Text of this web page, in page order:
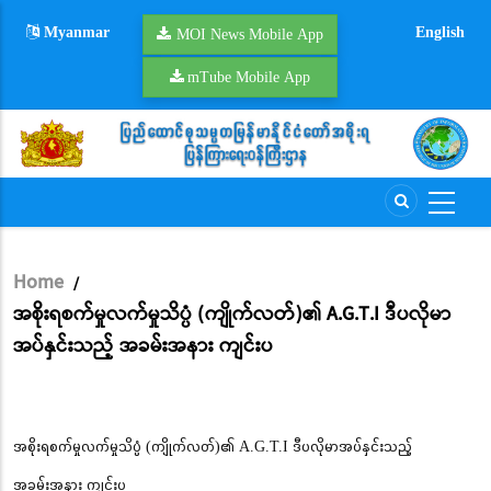
Myanmar MOI News Mobile App
mTube Mobile App
English
Breadcrumb
Home /
အစိုးရစက်မှုလက်မှုသိပ္ပံ (ကျိုက်လတ်)၏ A.G.T.I ဒီပလိုမာ
အပ်နှင်းသည့် အခမ်းအနား ကျင်းပ
အစိုးရစက်မှုလက်မှုသိပ္ပံ (ကျိုက်လတ်)၏ A.G.T.I ဒီပလိုမာအပ်နှင်းသည့်
အခမ်းအနား ကျင်းပ